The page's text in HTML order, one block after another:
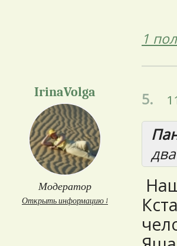
1
IrinaVolga
Модератор
Открыть информацию ↓
5.